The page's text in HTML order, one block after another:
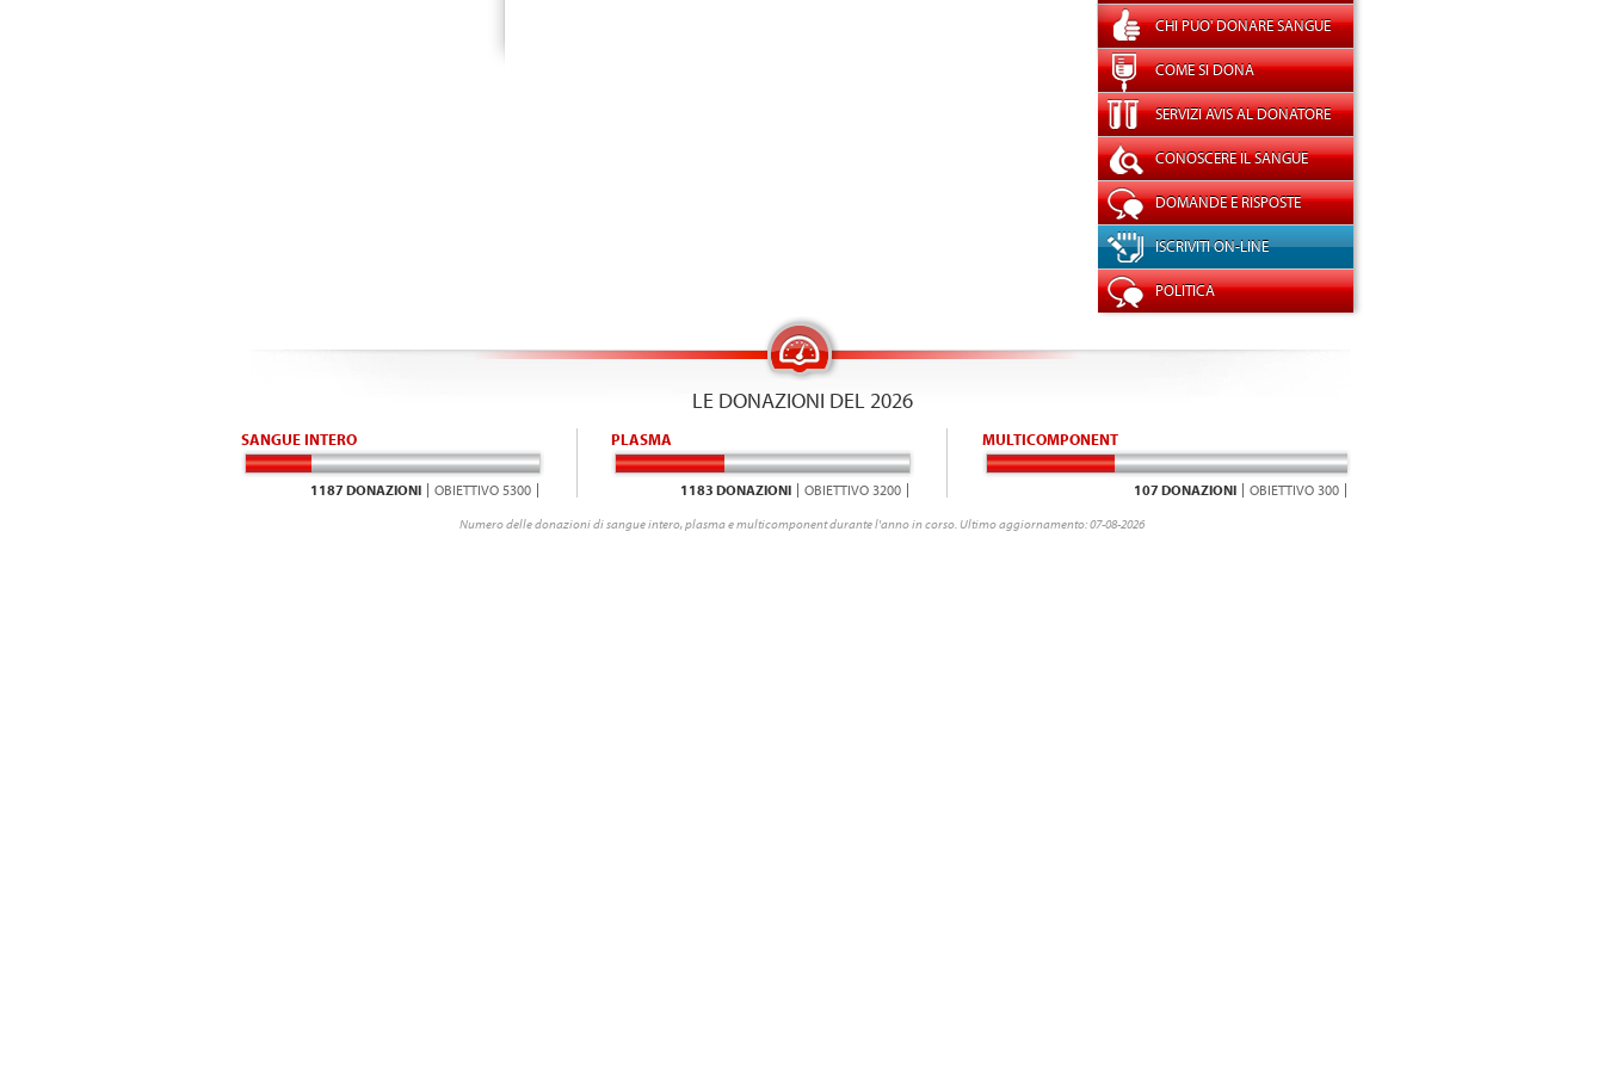
CHI PUO' DONARE SANGUE
COME SI DONA
SERVIZI AVIS AL DONATORE
CONOSCERE IL SANGUE
DOMANDE E RISPOSTE
ISCRIVITI ON-LINE
POLITICA
LE DONAZIONI DEL 2026
SANGUE INTERO
1187 DONAZIONI OBIETTIVO 5300
PLASMA
1183 DONAZIONI OBIETTIVO 3200
MULTICOMPONENT
107 DONAZIONI OBIETTIVO 300
Numero delle donazioni di sangue intero, plasma e multicomponent durante l'anno in corso. Ultimo aggiornamento: 07-08-2026